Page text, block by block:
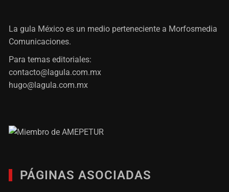
La gula México es un medio perteneciente a Morfosmedia
Comunicaciones.
Para temas editoriales:
contacto@lagula.com.mx
hugo@lagula.com.mx
PÁGINAS ASOCIADAS